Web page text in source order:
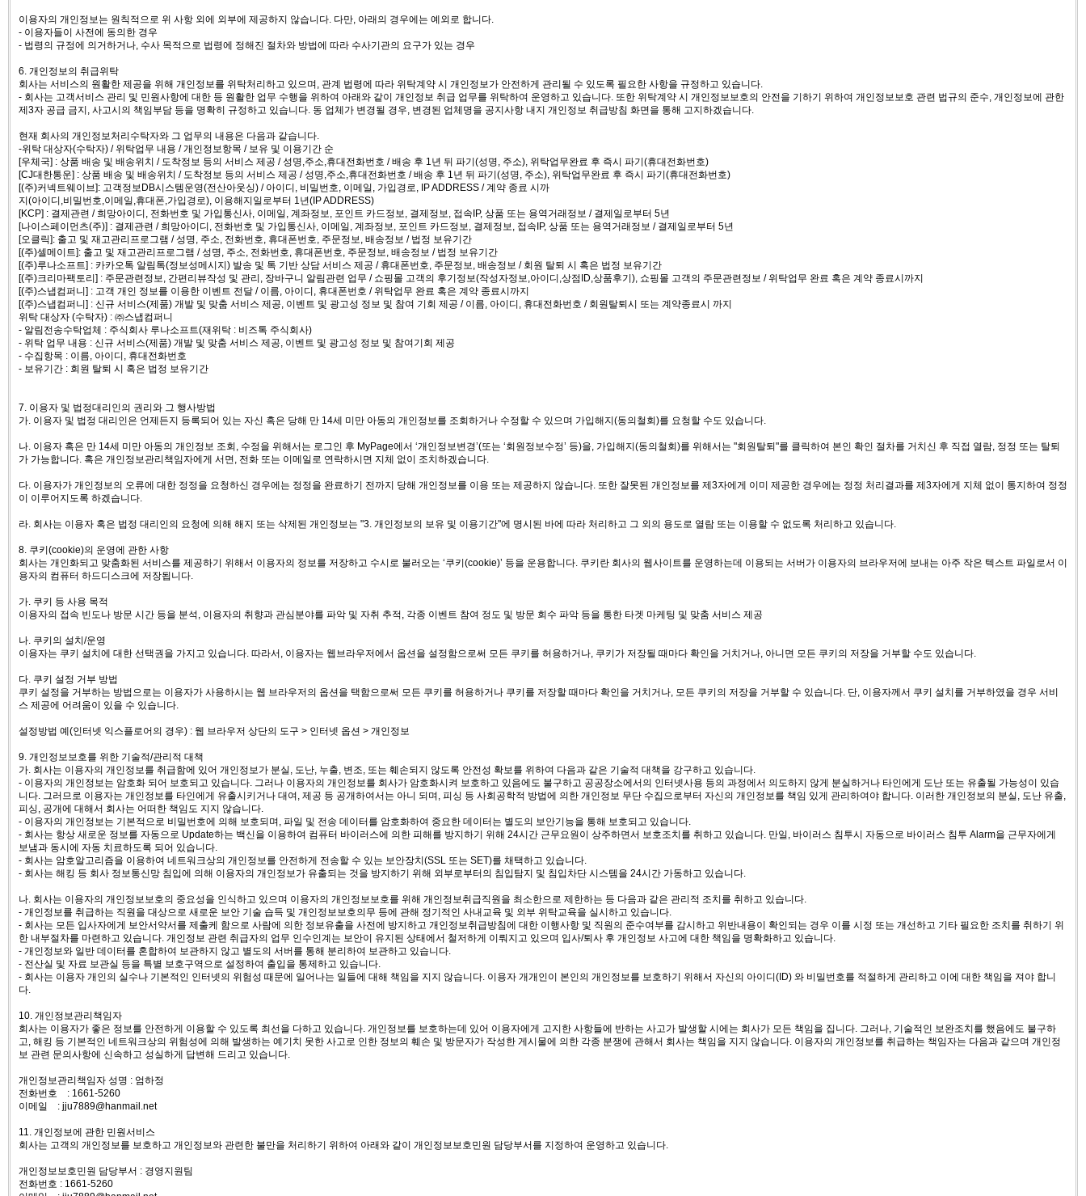
이용자의 개인정보는 원칙적으로 위 사항 외에 외부에 제공하지 않습니다. 다만, 아래의 경우에는 예외로 합니다.
- 이용자들이 사전에 동의한 경우
- 법령의 규정에 의거하거나, 수사 목적으로 법령에 정해진 절차와 방법에 따라 수사기관의 요구가 있는 경우
6. 개인정보의 취급위탁
회사는 서비스의 원활한 제공을 위해 개인정보를 위탁처리하고 있으며, 관계 법령에 따라 위탁계약 시 개인정보가 안전하게 관리될 수 있도록 필요한 사항을 규정하고 있습니다.
- 회사는 고객서비스 관리 및 민원사항에 대한 등 원활한 업무 수행을 위하여 아래와 같이 개인정보 취급 업무를 위탁하여 운영하고 있습니다. 또한 위탁계약 시 개인정보보호의 안전을 기하기 위하여 개인정보보호 관련 법규의 준수, 개인정보에 관한
제3자 공급 금지, 사고시의 책임부담 등을 명확히 규정하고 있습니다. 동 업체가 변경될 경우, 변경된 업체명을 공지사항 내지 개인정보 취급방침 화면을 통해 고지하겠습니다.
현재 회사의 개인정보처리수탁자와 그 업무의 내용은 다음과 같습니다.
-위탁 대상자(수탁자) / 위탁업무 내용 / 개인정보항목 / 보유 및 이용기간 순
[우체국] : 상품 배송 및 배송위치 / 도착정보 등의 서비스 제공 / 성명,주소,휴대전화번호 / 배송 후 1년 뒤 파기(성명, 주소), 위탁업무완료 후 즉시 파기(휴대전화번호)
[CJ대한통운] : 상품 배송 및 배송위치 / 도착정보 등의 서비스 제공 / 성명,주소,휴대전화번호 / 배송 후 1년 뒤 파기(성명, 주소), 위탁업무완료 후 즉시 파기(휴대전화번호)
[(주)커넥트웨이브]: 고객정보DB시스템운영(전산아웃싱) / 아이디, 비밀번호, 이메일, 가입경로, IP ADDRESS / 계약 종료 시까
지(아이디,비밀번호,이메일,휴대폰,가입경로), 이용해지일로부터 1년(IP ADDRESS)
[KCP] : 결제관련 / 희망아이디, 전화번호 및 가입통신사, 이메일, 계좌정보, 포인트 카드정보, 결제정보, 접속IP, 상품 또는 용역거래정보 / 결제일로부터 5년
[나이스페이먼츠(주)] : 결제관련 / 희망아이디, 전화번호 및 가입통신사, 이메일, 계좌정보, 포인트 카드정보, 결제정보, 접속IP, 상품 또는 용역거래정보 / 결제일로부터 5년
[오클릭]: 출고 및 재고관리프로그램 / 성명, 주소, 전화번호, 휴대폰번호, 주문정보, 배송정보 / 법정 보유기간
[(주)셀메이트]: 출고 및 재고관리프로그램 / 성명, 주소, 전화번호, 휴대폰번호, 주문정보, 배송정보 / 법정 보유기간
[(주)루나소프트] : 카카오톡 알림톡(정보성메시지) 발송 및 톡 기반 상담 서비스 제공 / 휴대폰번호, 주문정보, 배송정보 / 회원 탈퇴 시 혹은 법정 보유기간
[(주)크리마팩토리] : 주문관련정보, 간편리뷰작성 및 관리, 장바구니 알림관련 업무 / 쇼핑몰 고객의 후기정보(작성자정보,아이디,상점ID,상품후기), 쇼핑몰 고객의 주문관련정보 / 위탁업무 완료 혹은 계약 종료시까지
[(주)스냅컴퍼니] : 고객 개인 정보를 이용한 이벤트 전달 / 이름, 아이디, 휴대폰번호 / 위탁업무 완료 혹은 계약 종료시까지
[(주)스냅컴퍼니] : 신규 서비스(제품) 개발 및 맞춤 서비스 제공, 이벤트 및 광고성 정보 및 참여 기회 제공 / 이름, 아이디, 휴대전화번호 / 회원탈퇴시 또는 계약종료시 까지
위탁 대상자 (수탁자) : ㈜스냅컴퍼니
- 알림전송수탁업체 : 주식회사 루나소프트(재위탁 : 비즈톡 주식회사)
- 위탁 업무 내용 : 신규 서비스(제품) 개발 및 맞춤 서비스 제공, 이벤트 및 광고성 정보 및 참여기회 제공
- 수집항목 : 이름, 아이디, 휴대전화번호
- 보유기간 : 회원 탈퇴 시 혹은 법정 보유기간
7. 이용자 및 법정대리인의 권리와 그 행사방법
가. 이용자 및 법정 대리인은 언제든지 등록되어 있는 자신 혹은 당해 만 14세 미만 아동의 개인정보를 조회하거나 수정할 수 있으며 가입해지(동의철회)를 요청할 수도 있습니다.
나. 이용자 혹은 만 14세 미만 아동의 개인정보 조회, 수정을 위해서는 로그인 후 MyPage에서 ‘개인정보변경’(또는 ‘회원정보수정’ 등)을, 가입해지(동의철회)를 위해서는 "회원탈퇴"를 클릭하여 본인 확인 절차를 거치신 후 직접 열람, 정정 또는 탈퇴
가 가능합니다. 혹은 개인정보관리책임자에게 서면, 전화 또는 이메일로 연락하시면 지체 없이 조치하겠습니다.
다. 이용자가 개인정보의 오류에 대한 정정을 요청하신 경우에는 정정을 완료하기 전까지 당해 개인정보를 이용 또는 제공하지 않습니다. 또한 잘못된 개인정보를 제3자에게 이미 제공한 경우에는 정정 처리결과를 제3자에게 지체 없이 통지하여 정정
이 이루어지도록 하겠습니다.
라. 회사는 이용자 혹은 법정 대리인의 요청에 의해 해지 또는 삭제된 개인정보는 "3. 개인정보의 보유 및 이용기간"에 명시된 바에 따라 처리하고 그 외의 용도로 열람 또는 이용할 수 없도록 처리하고 있습니다.
8. 쿠키(cookie)의 운영에 관한 사항
회사는 개인화되고 맞춤화된 서비스를 제공하기 위해서 이용자의 정보를 저장하고 수시로 불러오는 ‘쿠키(cookie)’ 등을 운용합니다. 쿠키란 회사의 웹사이트를 운영하는데 이용되는 서버가 이용자의 브라우저에 보내는 아주 작은 텍스트 파일로서 이
용자의 컴퓨터 하드디스크에 저장됩니다.
가. 쿠키 등 사용 목적
이용자의 접속 빈도나 방문 시간 등을 분석, 이용자의 취향과 관심분야를 파악 및 자취 추적, 각종 이벤트 참여 정도 및 방문 회수 파악 등을 통한 타겟 마케팅 및 맞춤 서비스 제공
나. 쿠키의 설치/운영
이용자는 쿠키 설치에 대한 선택권을 가지고 있습니다. 따라서, 이용자는 웹브라우저에서 옵션을 설정함으로써 모든 쿠키를 허용하거나, 쿠키가 저장될 때마다 확인을 거치거나, 아니면 모든 쿠키의 저장을 거부할 수도 있습니다.
다. 쿠키 설정 거부 방법
쿠키 설정을 거부하는 방법으로는 이용자가 사용하시는 웹 브라우저의 옵션을 택함으로써 모든 쿠키를 허용하거나 쿠키를 저장할 때마다 확인을 거치거나, 모든 쿠키의 저장을 거부할 수 있습니다. 단, 이용자께서 쿠키 설치를 거부하였을 경우 서비
스 제공에 어려움이 있을 수 있습니다.
설정방법 예(인터넷 익스플로어의 경우) : 웹 브라우저 상단의 도구 > 인터넷 옵션 > 개인정보
9. 개인정보보호를 위한 기술적/관리적 대책
가. 회사는 이용자의 개인정보를 취급함에 있어 개인정보가 분실, 도난, 누출, 변조, 또는 훼손되지 않도록 안전성 확보를 위하여 다음과 같은 기술적 대책을 강구하고 있습니다.
- 이용자의 개인정보는 암호화 되어 보호되고 있습니다. 그러나 이용자의 개인정보를 회사가 암호화시켜 보호하고 있음에도 불구하고 공공장소에서의 인터넷사용 등의 과정에서 의도하지 않게 분실하거나 타인에게 도난 또는 유출될 가능성이 있습
니다. 그러므로 이용자는 개인정보를 타인에게 유출시키거나 대여, 제공 등 공개하여서는 아니 되며, 피싱 등 사회공학적 방법에 의한 개인정보 무단 수집으로부터 자신의 개인정보를 책임 있게 관리하여야 합니다. 이러한 개인정보의 분실, 도난 유출,
피싱, 공개에 대해서 회사는 어떠한 책임도 지지 않습니다.
- 이용자의 개인정보는 기본적으로 비밀번호에 의해 보호되며, 파일 및 전송 데이터를 암호화하여 중요한 데이터는 별도의 보안기능을 통해 보호되고 있습니다.
- 회사는 항상 새로운 정보를 자동으로 Update하는 백신을 이용하여 컴퓨터 바이러스에 의한 피해를 방지하기 위해 24시간 근무요원이 상주하면서 보호조치를 취하고 있습니다. 만일, 바이러스 침투시 자동으로 바이러스 침투 Alarm을 근무자에게
보냄과 동시에 자동 치료하도록 되어 있습니다.
- 회사는 암호알고리즘을 이용하여 네트워크상의 개인정보를 안전하게 전송할 수 있는 보안장치(SSL 또는 SET)를 채택하고 있습니다.
- 회사는 해킹 등 회사 정보통신망 침입에 의해 이용자의 개인정보가 유출되는 것을 방지하기 위해 외부로부터의 침입탐지 및 침입차단 시스템을 24시간 가동하고 있습니다.
나. 회사는 이용자의 개인정보보호의 중요성을 인식하고 있으며 이용자의 개인정보보호를 위해 개인정보취급직원을 최소한으로 제한하는 등 다음과 같은 관리적 조치를 취하고 있습니다.
- 개인정보를 취급하는 직원을 대상으로 새로운 보안 기술 습득 및 개인정보보호의무 등에 관해 정기적인 사내교육 및 외부 위탁교육을 실시하고 있습니다.
- 회사는 모든 입사자에게 보안서약서를 제출케 함으로 사람에 의한 정보유출을 사전에 방지하고 개인정보취급방침에 대한 이행사항 및 직원의 준수여부를 감시하고 위반내용이 확인되는 경우 이를 시정 또는 개선하고 기타 필요한 조치를 취하기 위
한 내부절차를 마련하고 있습니다. 개인정보 관련 취급자의 업무 인수인계는 보안이 유지된 상태에서 철저하게 이뤄지고 있으며 입사/퇴사 후 개인정보 사고에 대한 책임을 명확화하고 있습니다.
- 개인정보와 일반 데이터를 혼합하여 보관하지 않고 별도의 서버를 통해 분리하여 보관하고 있습니다.
- 전산실 및 자료 보관실 등을 특별 보호구역으로 설정하여 출입을 통제하고 있습니다.
- 회사는 이용자 개인의 실수나 기본적인 인터넷의 위험성 때문에 일어나는 일들에 대해 책임을 지지 않습니다. 이용자 개개인이 본인의 개인정보를 보호하기 위해서 자신의 아이디(ID) 와 비밀번호를 적절하게 관리하고 이에 대한 책임을 져야 합니
다.
10. 개인정보관리책임자
회사는 이용자가 좋은 정보를 안전하게 이용할 수 있도록 최선을 다하고 있습니다. 개인정보를 보호하는데 있어 이용자에게 고지한 사항들에 반하는 사고가 발생할 시에는 회사가 모든 책임을 집니다. 그러나, 기술적인 보완조치를 했음에도 불구하
고, 해킹 등 기본적인 네트워크상의 위험성에 의해 발생하는 예기치 못한 사고로 인한 정보의 훼손 및 방문자가 작성한 게시물에 의한 각종 분쟁에 관해서 회사는 책임을 지지 않습니다. 이용자의 개인정보를 취급하는 책임자는 다음과 같으며 개인정
보 관련 문의사항에 신속하고 성실하게 답변해 드리고 있습니다.
개인정보관리책임자 성명 : 엄하정
전화번호 : 1661-5260
이메일 : jju7889@hanmail.net
11. 개인정보에 관한 민원서비스
회사는 고객의 개인정보를 보호하고 개인정보와 관련한 불만을 처리하기 위하여 아래와 같이 개인정보보호민원 담당부서를 지정하여 운영하고 있습니다.
개인정보보호민원 담당부서 : 경영지원팀
전화번호 : 1661-5260